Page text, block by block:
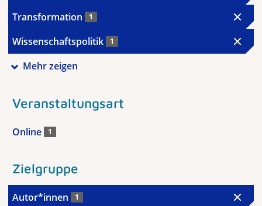
Transformation 1
Wissenschaftspolitik 1
Mehr zeigen
Veranstaltungsart
Online 1
Zielgruppe
Autor*innen 1